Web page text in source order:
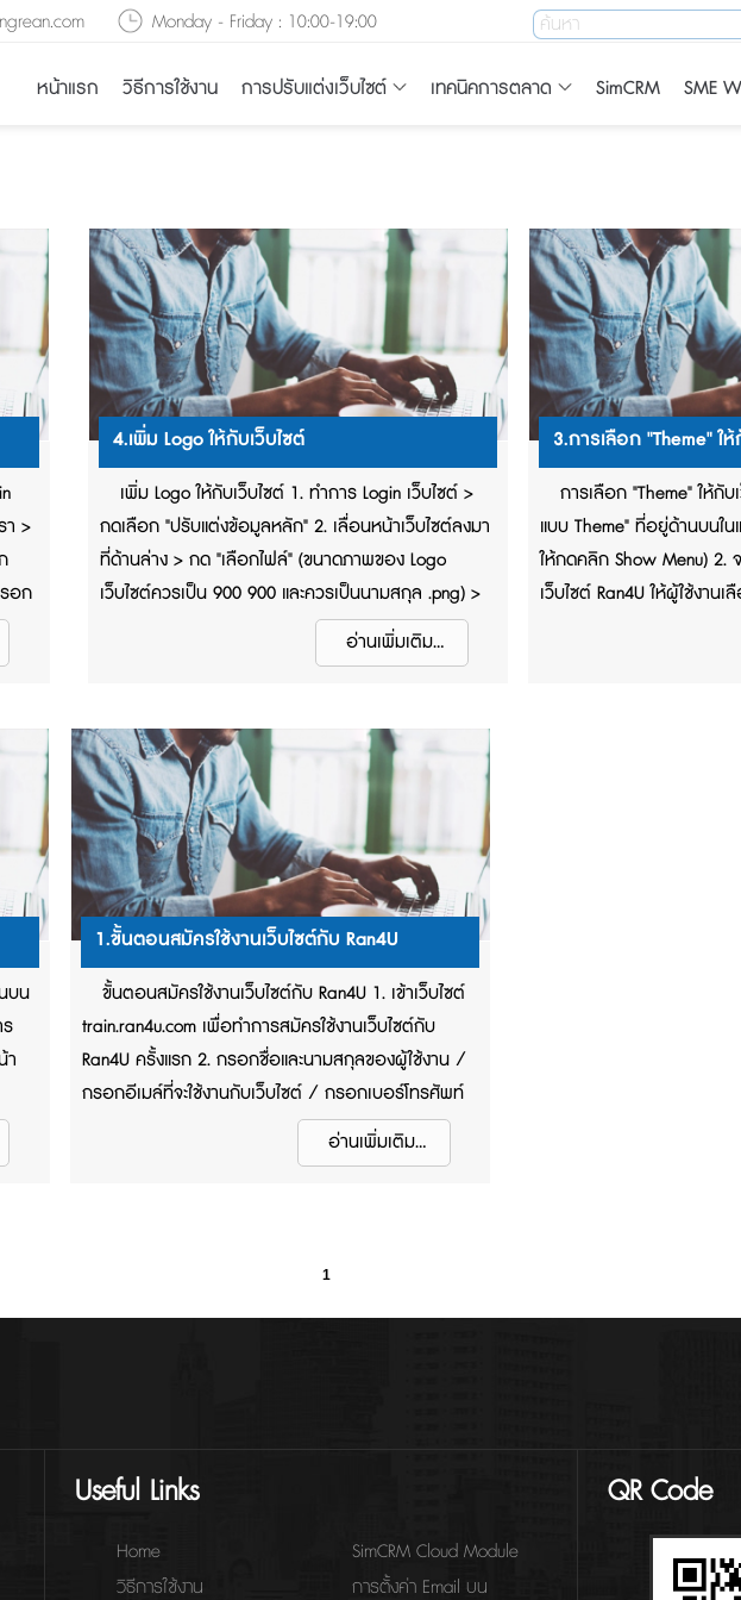
Monday - Friday : 10:00-19:00
หน้าแรก วิธีการใช้งาน การปรับแต่งเว็บไซต์ เทคนิคการตลาด SimCRM SME
า >
อก
อ
อ
4.เพิ่ม Logo ให้กับเว็บไซต์
เพิ่ม Logo ให้กับเว็บไซต์ 1. ทำการ Login เว็บไซต์ >
กดเลือก "ปรับแต่งข้อมูลหลัก" 2. เลื่อนหน้าเว็บไซต์ลงมา
ที่ด้านล่าง > กด "เลือกไฟล์" (ขนาดภาพของ Logo
เว็บไซต์ควรเป็น 900 900 และควรเป็นนามสกุล .png) >
กดปุ่ม "UPLOAD" 3. เมื่ออัพโหลดเสร็จ เลื่อนหน้าเว็บไซต์
ลงมาอีกเล็กน้อย และกดปุ่ม "ยืนยัน" 4. logo ที่ถูก
เว็บ
อ่านเพิ่มเติม...
3.การเลือก "Theme" ใ
การเลือก "Theme" ให้กั
แบบ Theme" ที่อยู่ด้านบนใ
ให้กดคลิก Show Menu) 2.
เว็บไซต์ Ran4U ให้ผู้ใช้งาน
ของผู้ใช้งาน (ไม่จำเป็นต้อ
สินค้าของผู้งานก็ได้ เพราะ
บน
า
1.ขั้นตอนสมัครใช้งานเว็บไซต์กับ Ran4U
ขั้นตอนสมัครใช้งานเว็บไซต์กับ Ran4U 1. เข้าเว็บไซต์
train.ran4u.com เพื่อทำการสมัครใช้งานเว็บไซต์กับ
Ran4U ครั้งแรก 2. กรอกชื่อและนามสกุลของผู้ใช้งาน /
กรอกอีเมล์ที่จะใช้งานกับเว็บไซต์ / กรอกเบอร์โทรศัพท์
ของผู้ใช้งาน และกดปุ่มลงทะเบียน 3. กรอกชื่อร้านค้าที่ผู้
ใช้งานต้องการเปิดกับเว็บไซต์ Ran4U และกดปุ่มขั้นตอน
อ่านเพิ่มเติม...
1
Useful Links
Home
วิธีการใช้งาน
SimCRM Cloud Module
การตั้งค่า Email บน
QR Code